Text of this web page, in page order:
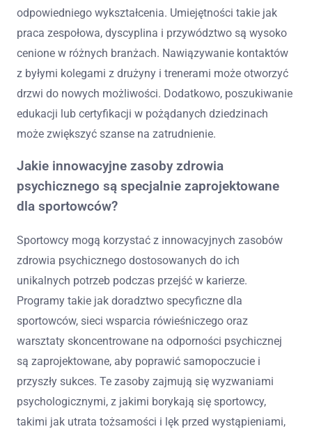
odpowiedniego wykształcenia. Umiejętności takie jak
praca zespołowa, dyscyplina i przywództwo są wysoko
cenione w różnych branżach. Nawiązywanie kontaktów
z byłymi kolegami z drużyny i trenerami może otworzyć
drzwi do nowych możliwości. Dodatkowo, poszukiwanie
edukacji lub certyfikacji w pożądanych dziedzinach
może zwiększyć szanse na zatrudnienie.
Jakie innowacyjne zasoby zdrowia
psychicznego są specjalnie zaprojektowane
dla sportowców?
Sportowcy mogą korzystać z innowacyjnych zasobów
zdrowia psychicznego dostosowanych do ich
unikalnych potrzeb podczas przejść w karierze.
Programy takie jak doradztwo specyficzne dla
sportowców, sieci wsparcia rówieśniczego oraz
warsztaty skoncentrowane na odporności psychicznej
są zaprojektowane, aby poprawić samopoczucie i
przyszły sukces. Te zasoby zajmują się wyzwaniami
psychologicznymi, z jakimi borykają się sportowcy,
takimi jak utrata tożsamości i lęk przed wystąpieniami,